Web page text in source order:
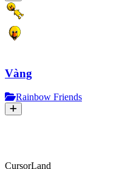
Vàng
Rainbow Friends
CursorLand